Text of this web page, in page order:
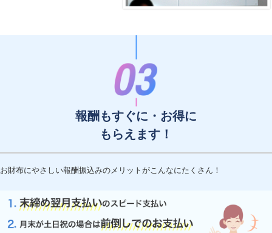
報酬もすぐに・お得に
もらえます！
お財布にやさしい報酬振込みのメリットがこんなにたくさん！